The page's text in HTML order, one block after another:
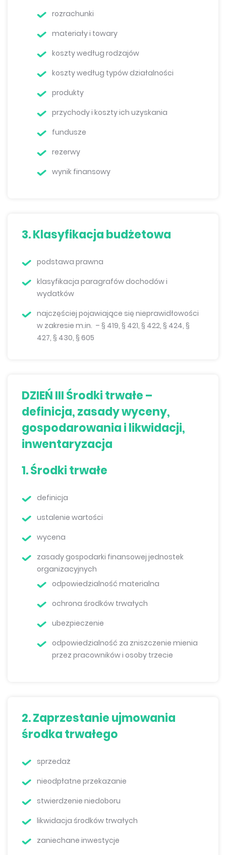
rozrachunki
materiały i towary
koszty według rodzajów
koszty według typów działalności
produkty
przychody i koszty ich uzyskania
fundusze
rezerwy
wynik finansowy
3.Klasyfikacja budżetowa
podstawa prawna
klasyfikacja paragrafów dochodów i
wydatków
najczęściej pojawiające się nieprawidłowości
w zakresie m.in. – § 419, § 421, § 422, § 424, §
427, § 430, § 605
DZIEŃ III Środki trwałe –
definicja, zasady wyceny,
gospodarowania i likwidacji,
inwentaryzacja
1. Środki trwałe
definicja
ustalenie wartości
wycena
zasady gospodarki finansowej jednostek
organizacyjnych
odpowiedzialność materialna
ochrona środków trwałych
ubezpieczenie
odpowiedzialność za zniszczenie mienia
przez pracowników i osoby trzecie
2. Zaprzestanie ujmowania
środka trwałego
sprzedaż
nieodpłatne przekazanie
stwierdzenie niedoboru
likwidacja środków trwałych
zaniechane inwestycje